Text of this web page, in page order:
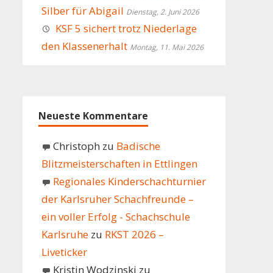
Silber für Abigail Dienstag, 2. Juni 2026
KSF 5 sichert trotz Niederlage
den Klassenerhalt Montag, 11. Mai 2026
Neueste Kommentare
Christoph zu Badische
Blitzmeisterschaften in Ettlingen
Regionales Kinderschachturnier
der Karlsruher Schachfreunde –
ein voller Erfolg - Schachschule
Karlsruhezu RKST 2026 –
Liveticker
Kristin Wodzinski zu